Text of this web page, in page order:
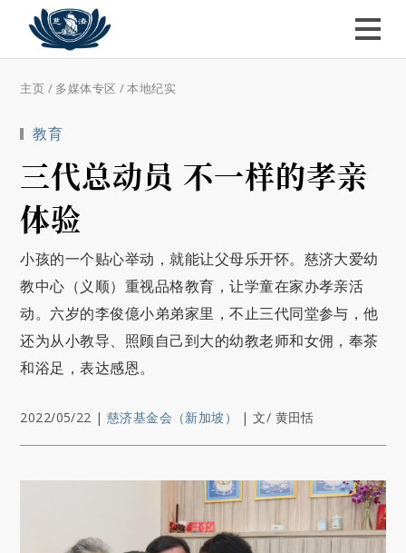
主页 / 多媒体专区 /本地纪实
教育
三代总动员 不一样的孝亲
体验
小孩的一个贴心举动，就能让父母乐开怀。慈济大爱幼
教中心（义顺）重视品格教育，让学童在家办孝亲活
动。六岁的李俊億小弟弟家里，不止三代同堂参与，他
还为从小教导、照顾自己到大的幼教老师和女佣，奉茶
和浴足，表达感恩。
2022/05/22 | 慈济基金会（新加坡） |文/ 黄田恬